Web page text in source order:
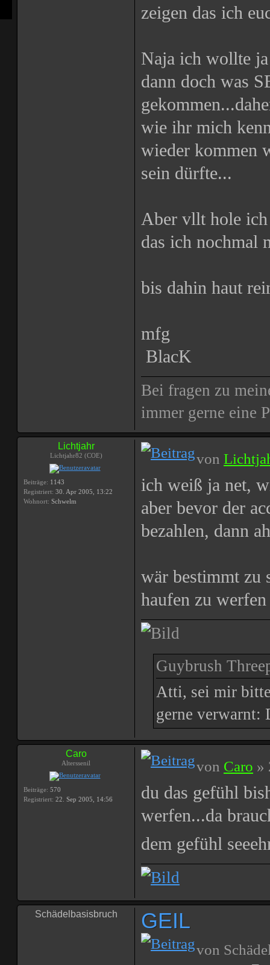
zeigen das ich
Naja ich wollte
dann doch was
wie ihr mich
wieder kommen
sein dürfte...
Aber vllt hole
das ich nochmal
bis dahin haut
mfg
BlacK
Bei fragen zu
immer gerne eine
Lichtjahr
Lichtjahr82 (COE)
Beiträge: 1143
Registriert: 30. Apr 2005, 13:22
Wohnort: Schwelm
von
ich weiß ja net,
aber bevor der
bezahlen, dann
wär bestimmt zu
haufen zu
Guybrush
Atti, sei mir
gerne verwarnt:
Caro
Alterssenil
Beiträge: 570
Registriert: 22. Sep 2005, 14:56
von Caro »
du das gefühl
werfen...da
dem gefühl
Schädelbasisbruch GEIL
von